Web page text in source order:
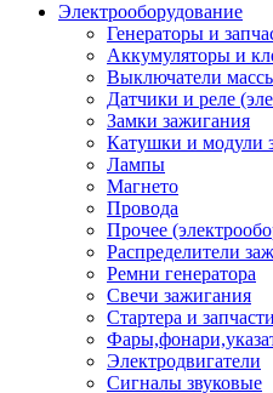
Электрооборудование
Генераторы и
Аккумуляторы и
Выключатели
Датчики и реле
Замки зажигания
Катушки и модули
Лампы
Магнето
Провода
Прочее
Распределители
Ремни генератора
Свечи зажигания
Стартера и
Электродвигатели
Сигналы звуковые